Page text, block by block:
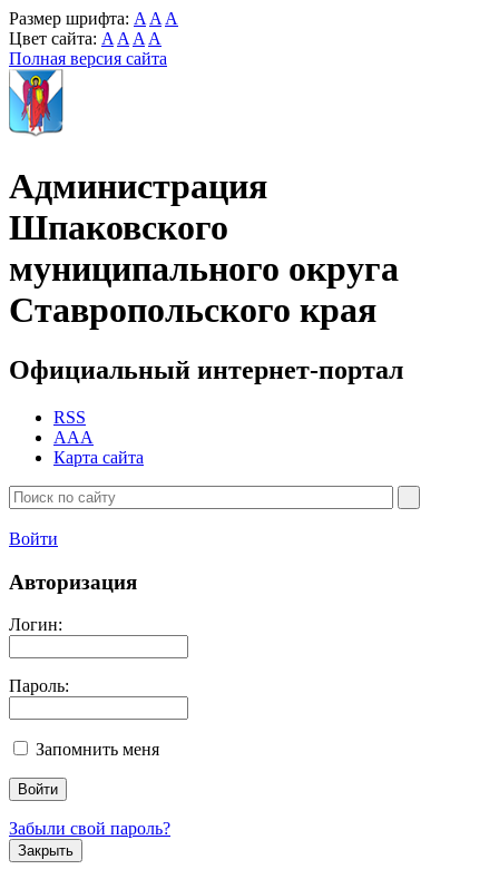
Размер шрифта: A A A
Цвет сайта: A A A A
Полная версия сайта
Администрация
Шпаковского
муниципального округа
Ставропольского края
Официальный интернет-портал
RSS
AAA
Карта сайта
Войти
Авторизация
Логин:
Пароль:
Запомнить меня
Забыли свой пароль?
Закрыть